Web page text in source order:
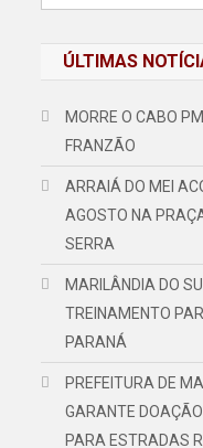
ÚLTIMAS
MORRE O CABO
FRANZÃO
ARRAIÁ DO MEI
AGOSTO NA
SERRA
MARILÂNDIA DO
TREINAMENTO
PARANÁ
PREFEITURA DE
GARANTE
PARA ESTRADAS